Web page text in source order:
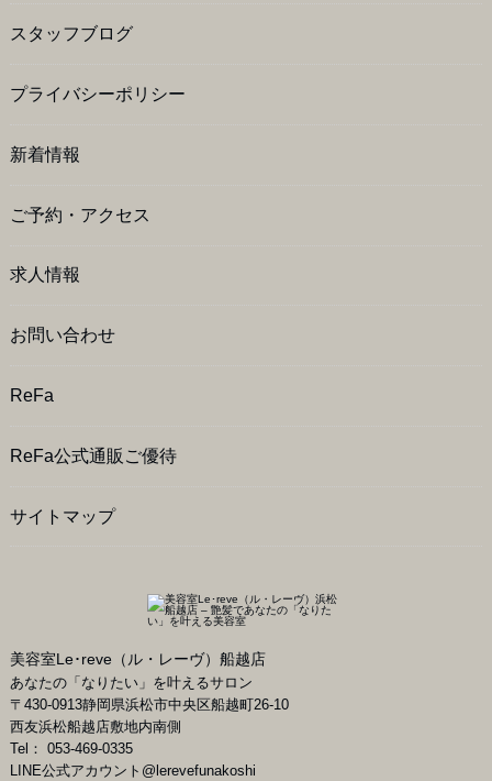
スタッフブログ
プライバシーポリシー
新着情報
ご予約・アクセス
求人情報
お問い合わせ
ReFa
ReFa公式通販ご優待
サイトマップ
美容室Le･reve（ル・レーヴ）船越店
あなたの「なりたい」を叶えるサロン
〒 430-0913静岡県浜松市中央区船越町26-10
西友浜松船越店敷地内南側
Tel： 053-469-0335
LINE公式アカウント @lerevefunakoshi